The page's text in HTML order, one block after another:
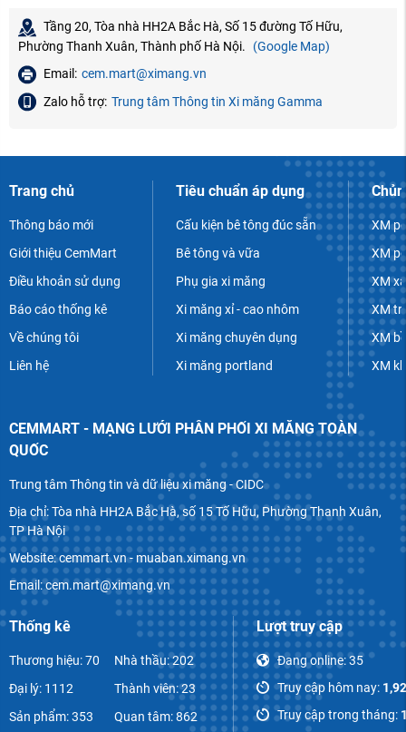
Tầng 20, Tòa nhà HH2A Bắc Hà, Số 15 đường Tố Hữu,
Phường Thanh Xuân, Thành phố Hà Nội.
(Google Map)
Email: cem.mart@ximang.vn
Zalo hỗ trợ: Trung tâm Thông tin Xi măng Gamma
Trang chủ
Thông báo mới
Giới thiệu CemMart
Điều khoản sử dụng
Báo cáo thống kê
Về chúng tôi
Liên hệ
Tiêu chuẩn áp dụng
Cấu kiện bê tông đúc sẵn
Bê tông và vữa
Phụ gia xi măng
Xi măng xỉ - cao nhôm
Xi măng chuyên dụng
Xi măng portland
XM
XM
XM
XM
XM
XM
CEMMART - MẠNG LƯỚI PHÂN PHỐI XI MĂNG TOÀN
QUỐC
Trung tâm Thông tin và dữ liệu xi măng - CIDC
Địa chỉ: Tòa nhà HH2A Bắc Hà, số 15 Tố Hữu, Phường Thanh Xuân,
TP Hà Nội
Website: cemmart.vn - muaban.ximang.vn
Email: cem.mart@ximang.vn
Thống kê
Thương hiệu: 70
Đại lý: 1112
Sản phẩm: 353
Nhà thầu: 202
Thành viên: 23
Quan tâm: 862
Lượt truy cập
Đang online:35
Truy cập hôm nay:
Truy cập trong tháng: